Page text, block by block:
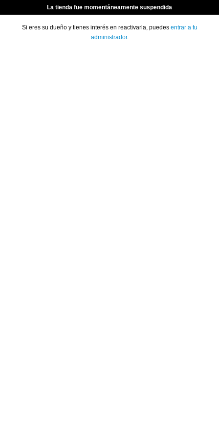
La tienda fue momentáneamente suspendida
Si eres su dueño y tienes interés en reactivarla, puedes entrar a tu
administrador.